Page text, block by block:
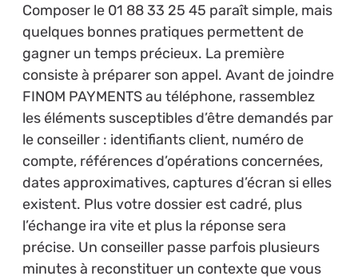
Composer le 01 88 33 25 45 paraît simple, mais
quelques bonnes pratiques permettent de
gagner un temps précieux. La première
consiste à préparer son appel. Avant de joindre
FINOM PAYMENTS au téléphone, rassemblez
les éléments susceptibles d’être demandés par
le conseiller : identifiants client, numéro de
compte, références d’opérations concernées,
dates approximatives, captures d’écran si elles
existent. Plus votre dossier est cadré, plus
l’échange ira vite et plus la réponse sera
précise. Un conseiller passe parfois plusieurs
minutes à reconstituer un contexte que vous